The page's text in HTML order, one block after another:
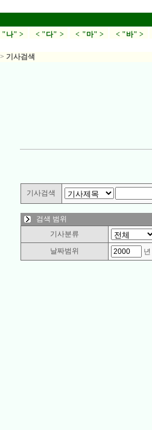
"나" > < "다" > < "마" > < "바" >
> 기사검색
기사검색
검색 범위
기사분류
날짜범위